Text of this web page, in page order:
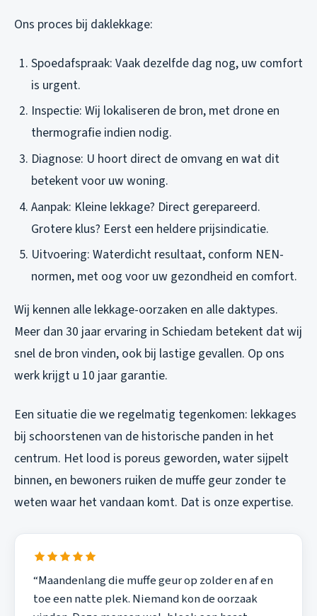
Ons proces bij daklekkage:
Spoedafspraak: Vaak dezelfde dag nog, uw comfort
is urgent.
Inspectie: Wij lokaliseren de bron, met drone en
thermografie indien nodig.
Diagnose: U hoort direct de omvang en wat dit
betekent voor uw woning.
Aanpak: Kleine lekkage? Direct gerepareerd.
Grotere klus? Eerst een heldere prijsindicatie.
Uitvoering: Waterdicht resultaat, conform NEN-
normen, met oog voor uw gezondheid en comfort.
Wij kennen alle lekkage-oorzaken en alle daktypes.
Meer dan 30 jaar ervaring in Schiedam betekent dat wij
snel de bron vinden, ook bij lastige gevallen. Op ons
werk krijgt u 10 jaar garantie.
Een situatie die we regelmatig tegenkomen: lekkages
bij schoorstenen van de historische panden in het
centrum. Het lood is poreus geworden, water sijpelt
binnen, en bewoners ruiken de muffe geur zonder te
weten waar het vandaan komt. Dat is onze expertise.
“Maandenlang die muffe geur op zolder en af en
toe een natte plek. Niemand kon de oorzaak